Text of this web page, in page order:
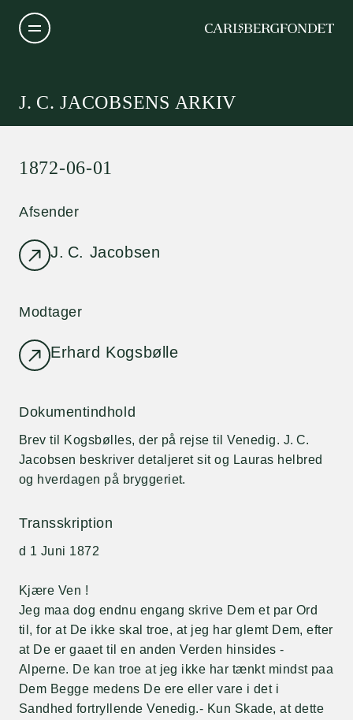
J. C. JACOBSENS ARKIV
1872-06-01
Afsender
J. C. Jacobsen
Modtager
Erhard Kogsbølle
Dokumentindhold
Brev til Kogsbølles, der på rejse til Venedig. J. C.
Jacobsen beskriver detaljeret sit og Lauras helbred
og hverdagen på bryggeriet.
Transskription
d 1 Juni 1872
Kjære Ven !
Jeg maa dog endnu engang skrive Dem et par Ord
til, for at De ikke skal troe, at jeg har glemt Dem, efter
at De er gaaet til en anden Verden hinsides -
Alperne. De kan troe at jeg ikke har tænkt mindst paa
Dem Begge medens De ere eller vare i det i
Sandhed fortryllende Venedig.- Kun Skade, at dette